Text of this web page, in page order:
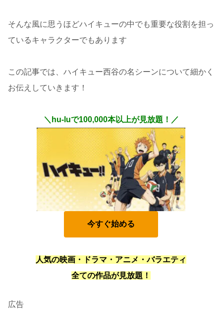
そんな風に思うほどハイキューの中でも重要な役割を担っ
ているキャラクターでもあります
この記事では、ハイキュー西谷の名シーンについて細かく
お伝えしていきます！
＼hu-luで100,000本以上が見放題！／
今すぐ始める
人気の映画・ドラマ・アニメ・バラエティ
全ての作品が見放題！
広告